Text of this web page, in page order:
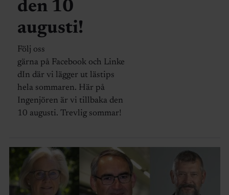
den 10
augusti!
Följ oss
gärna på Facebook och Linke
dIn där vi lägger ut lästips
hela sommaren. Här på
Ingenjören är vi tillbaka den
10 augusti. Trevlig sommar!